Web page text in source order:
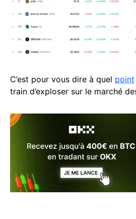
C’est pour vous dire à quel point
train d’exploser sur le marché